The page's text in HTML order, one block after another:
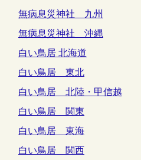
無病息災神社 九州
無病息災神社 沖縄
白い鳥居 北海道
白い鳥居 東北
白い鳥居 北陸・甲信越
白い鳥居 関東
白い鳥居 東海
白い鳥居 関西